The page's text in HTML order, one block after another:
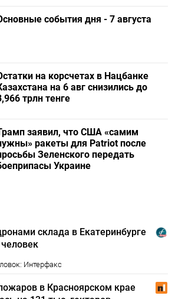
события дня - 7 августа
на корсчетах в Нацбанке
на 6 авг снизились до
трлн тенге
заявил, что США «самим
ракеты для Patriot после
Зеленского передать
Украине